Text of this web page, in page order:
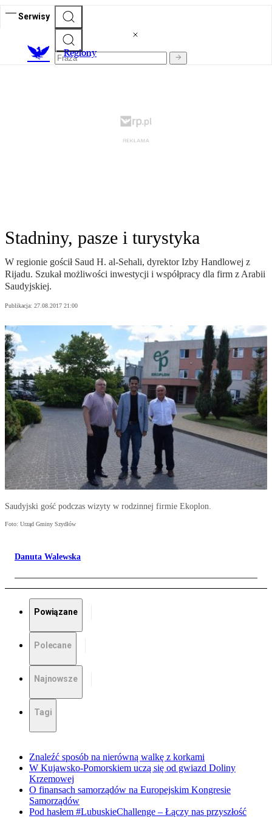
Serwisy
Regiony
Stadniny, pasze i turystyka
W regionie gościł Saud H. al-Sehali, dyrektor Izby Handlowej z
Rijadu. Szukał możliwości inwestycji i współpracy dla firm z Arabii
Saudyjskiej.
Publikacja: 27.08.2017 21:00
Saudyjski gość podczas wizyty w rodzinnej firmie Ekoplon.
Foto: Urząd Gminy Szydłów
Danuta Walewska
Powiązane
Polecane
Najnowsze
Tagi
Znaleźć sposób na nierówną walkę z korkami
W Kujawsko-Pomorskiem uczą się od gwiazd Doliny
Krzemowej
O finansach samorządów na Europejskim Kongresie
Samorządów
Pod hasłem #LubuskieChallenge – Łączy nas przyszłość